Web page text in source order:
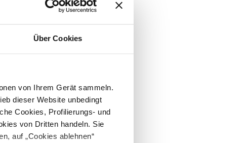
Über Cookies
von Ihrem Gerät sammeln.
dieser Website unbedingt
Cookies, Profilierungs- und
von Dritten handeln. Sie
auf „Cookies ablehnen“